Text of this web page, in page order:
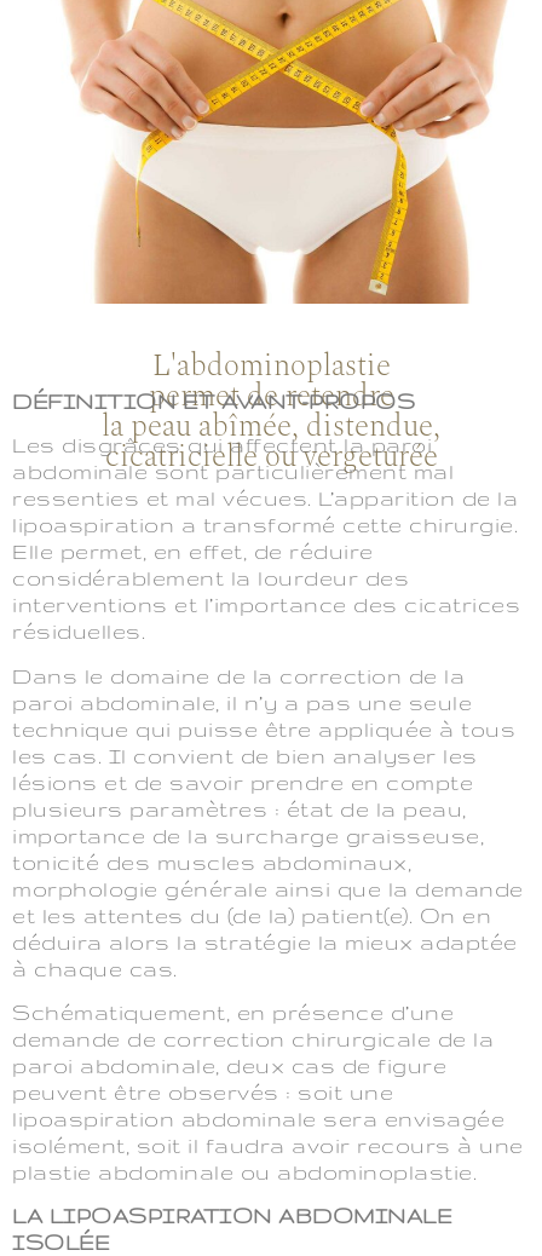
L'abdominoplastie
permet de retendre
la peau abîmée, distendue,
cicatricielle ou vergeturée
DÉFINITION ET AVANT-PROPOS
Les disgrâces qui affectent la paroi
abdominale sont particulièrement mal
ressenties et mal vécues. L’apparition de la
lipoaspiration a transformé cette chirurgie.
Elle permet, en effet, de réduire
considérablement la lourdeur des
interventions et l’importance des cicatrices
résiduelles.
Dans le domaine de la correction de la
paroi abdominale, il n’y a pas une seule
technique qui puisse être appliquée à tous
les cas. Il convient de bien analyser les
lésions et de savoir prendre en compte
plusieurs paramètres : état de la peau,
importance de la surcharge graisseuse,
tonicité des muscles abdominaux,
morphologie générale ainsi que la demande
et les attentes du (de la) patient(e). On en
déduira alors la stratégie la mieux adaptée
à chaque cas.
Schématiquement, en présence d’une
demande de correction chirurgicale de la
paroi abdominale, deux cas de figure
peuvent être observés : soit une
lipoaspiration abdominale sera envisagée
isolément, soit il faudra avoir recours à une
plastie abdominale ou abdominoplastie.
LA LIPOASPIRATION ABDOMINALE
ISOLÉE